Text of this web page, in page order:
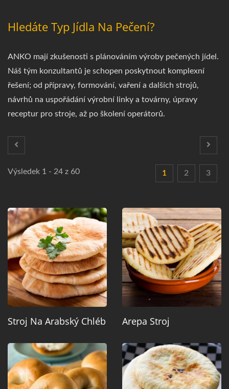
Hledáte Typ Jídla Na Pečení?
ANKO mají zkušenosti s plánováním výroby pečených jídel.
Náš tým konzultantů je schopen poskytnout komplexní
řešení; od přípravy, formování, vaření a dalších strojů,
návrhů na uspořádání výrobní linky a továrny, úpravy
receptur pro stroje, až po školení operátorů.
Výsledek 1 - 24 z 60 1 2 3
Stroj Na Arabský Chléb Arepa Stroj